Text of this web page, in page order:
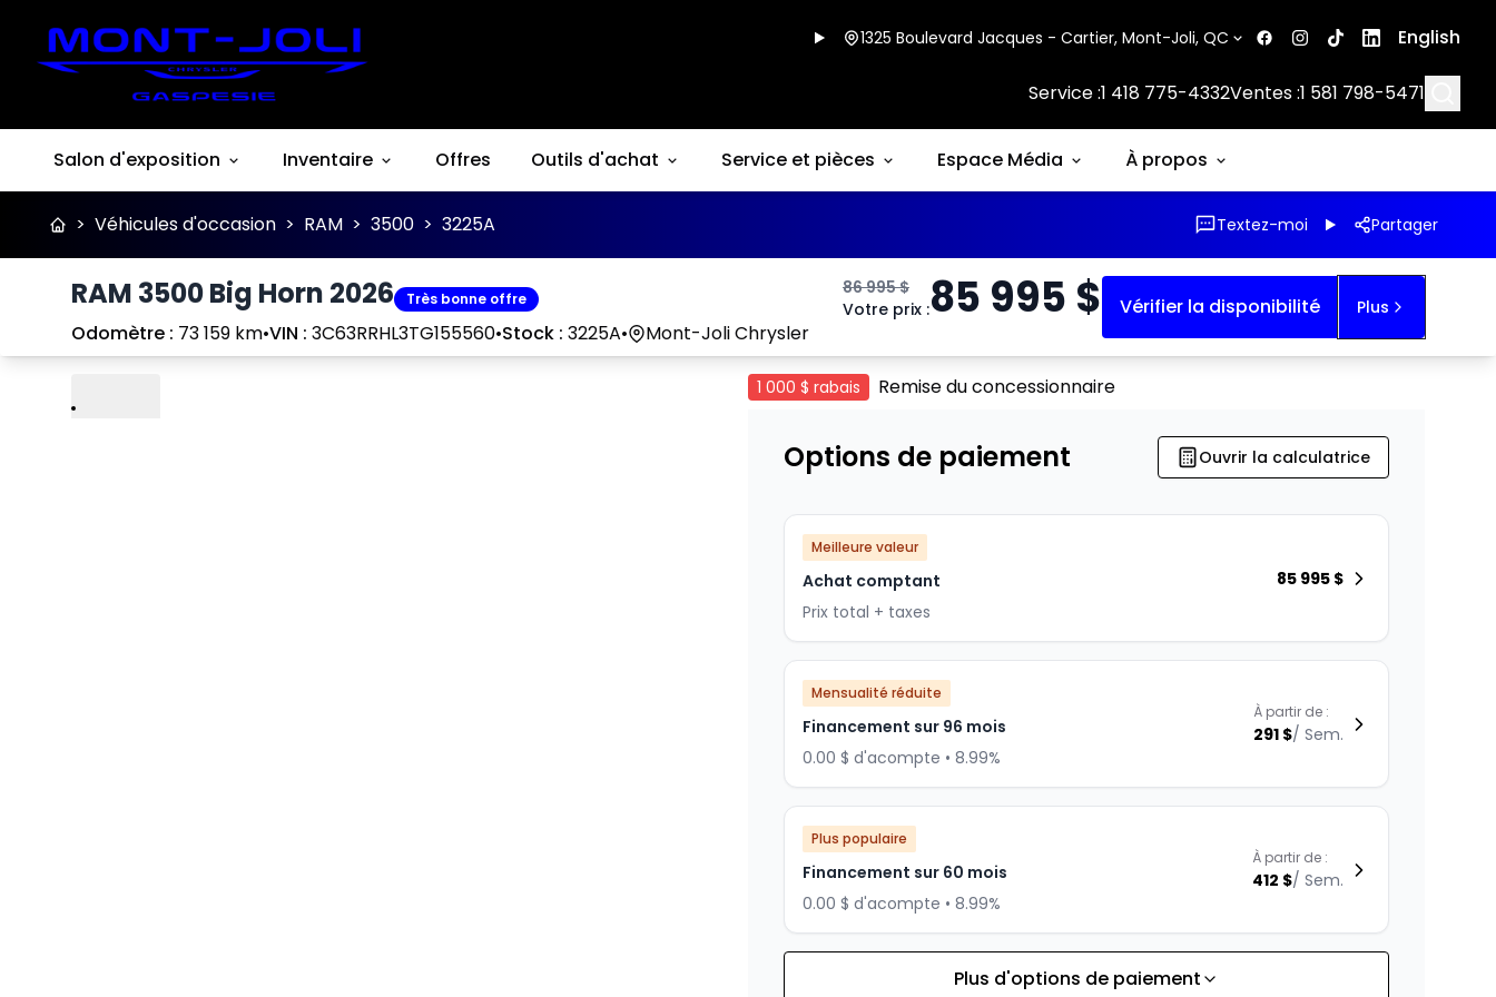
1325 Boulevard Jacques - Cartier, Mont-Joli, QC English
Service :1 418 775-4332Ventes :1 581 798-5471
Salon d'exposition Inventaire Offres Outils d'achat Service et pièces Espace Média À propos
> Véhicules d'occasion > RAM > 3500 > 3225A Textez-moi Partager
RAM 3500 Big Horn 2026 Très bonne offre
Odomètre : 73 159 km•VIN : 3C63RRHL3TG155560•Stock : 3225A• Mont-Joli Chrysler
86 995$
Votre prix :85 995 $ Vérifier la disponibilité Plus
Lire Précédent
Suivant
1 000 $ rabais Remise du concessionnaire
Options de paiement Ouvrir la calculatrice
Meilleure valeur
Achat comptant
Prix total + taxes
85 995 $
Mensualité réduite
Financement sur 96 mois
0.00 $ d'acompte • 8.99%
À partir de :
291 $/ Sem.
Plus populaire
Financement sur 60 mois
0.00 $ d'acompte • 8.99%
À partir de :
412 $/ Sem.
Financement sur 84 moisPlus d'options de paiement